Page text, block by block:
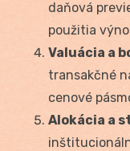
daňová
použitia
Valuácia a
transakčné
cenové
Alokácia a